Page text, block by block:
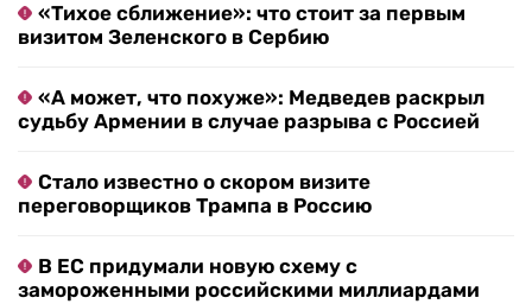
«Тихое сближение»: что стоит за первым
визитом Зеленского в Сербию
«А может, что похуже»: Медведев раскрыл
судьбу Армении в случае разрыва с Россией
Стало известно о скором визите
переговорщиков Трампа в Россию
В ЕС придумали новую схему с
замороженными российскими миллиардами